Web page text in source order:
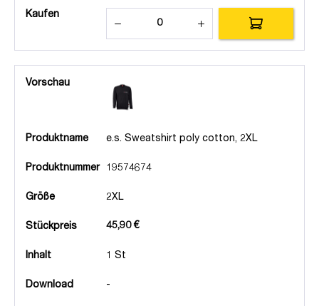
Kaufen
Vorschau
Produktname e.s. Sweatshirt poly cotton, 2XL
Produktnummer 19574674
Größe 2XL
Stückpreis 45,90 €
Inhalt 1 St
Download -